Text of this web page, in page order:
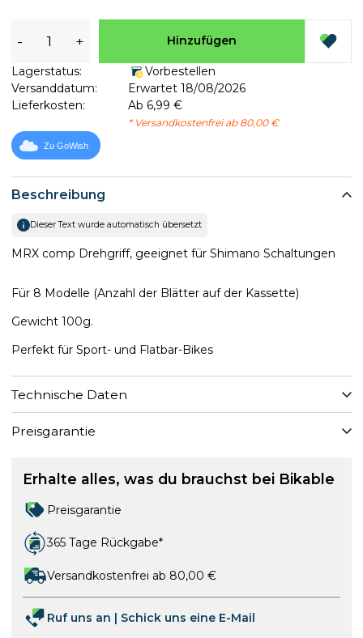
Beschreibung
Dieser Text wurde automatisch übersetzt
MRX comp Drehgriff, geeignet für Shimano Schaltungen
Für 8 Modelle (Anzahl der Blätter auf der Kassette)
Gewicht 100g.
Perfekt für Sport- und Flatbar-Bikes
Technische Daten
Preisgarantie
- + Hinzufügen
Lagerstatus:
Vorbestellen
Versanddatum:
Erwartet 18/08/2026
Lieferkosten:
Ab 6,99 €
* Versandkostenfrei ab 80,00 €
Zu GoWish
Erhalte alles, was du brauchst bei Bikable
Preisgarantie
365 Tage Rückgabe*
Versandkostenfrei ab 80,00 €
Ruf uns an | Schick uns eine E-Mail